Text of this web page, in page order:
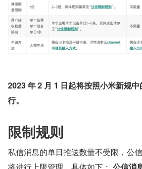
2023 年 2 月 1 日起将按照小米新规
行。
限制规则
私信消息的单日推送数量不受限，公